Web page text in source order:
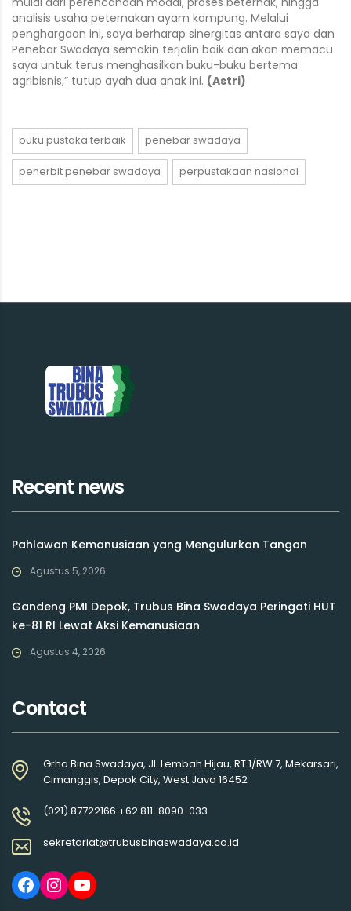
analisis usaha peternakan ayam kampung. Melalui
penghargaan ini, saya berharap sinergitas antara saya dan
Penebar Swadaya semakin terjalin baik dan akan memacu
saya untuk terus menghasilkan buku-buku bertema
agribisnis,” tutup ayah dua anak ini. (Astri)
buku pustaka terbaik penebar swadaya
penerbit penebar swadaya perpustakaan nasional
Recent news
Pahlawan Kemanusiaan yang Mengulurkan Tangan
Agustus 5, 2026
Gandeng PMI Depok, Trubus Bina Swadaya Peringati HUT
ke-81 RI Lewat Aksi Kemanusiaan
Agustus 4, 2026
Contact
Grha Bina Swadaya, Jl. Lembah Hijau, RT.1/RW.7, Mekarsari,
Cimanggis, Depok City, West Java 16452
(021) 87722166 +62 811-8090-033
sekretariat@trubusbinaswadaya.co.id